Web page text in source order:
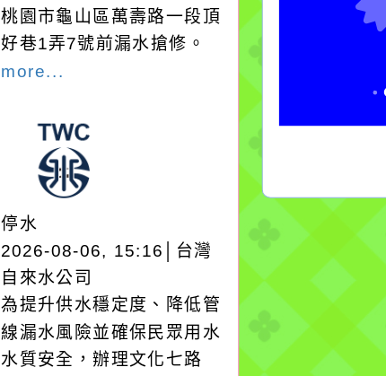
桃園市龜山區萬壽路一段頂
好巷1弄7號前漏水搶修。
more...
停水
2026-08-06, 15:16│台灣
自來水公司
為提升供水穩定度、降低管
線漏水風險並確保民眾用水
水質安全，辦理文化七路